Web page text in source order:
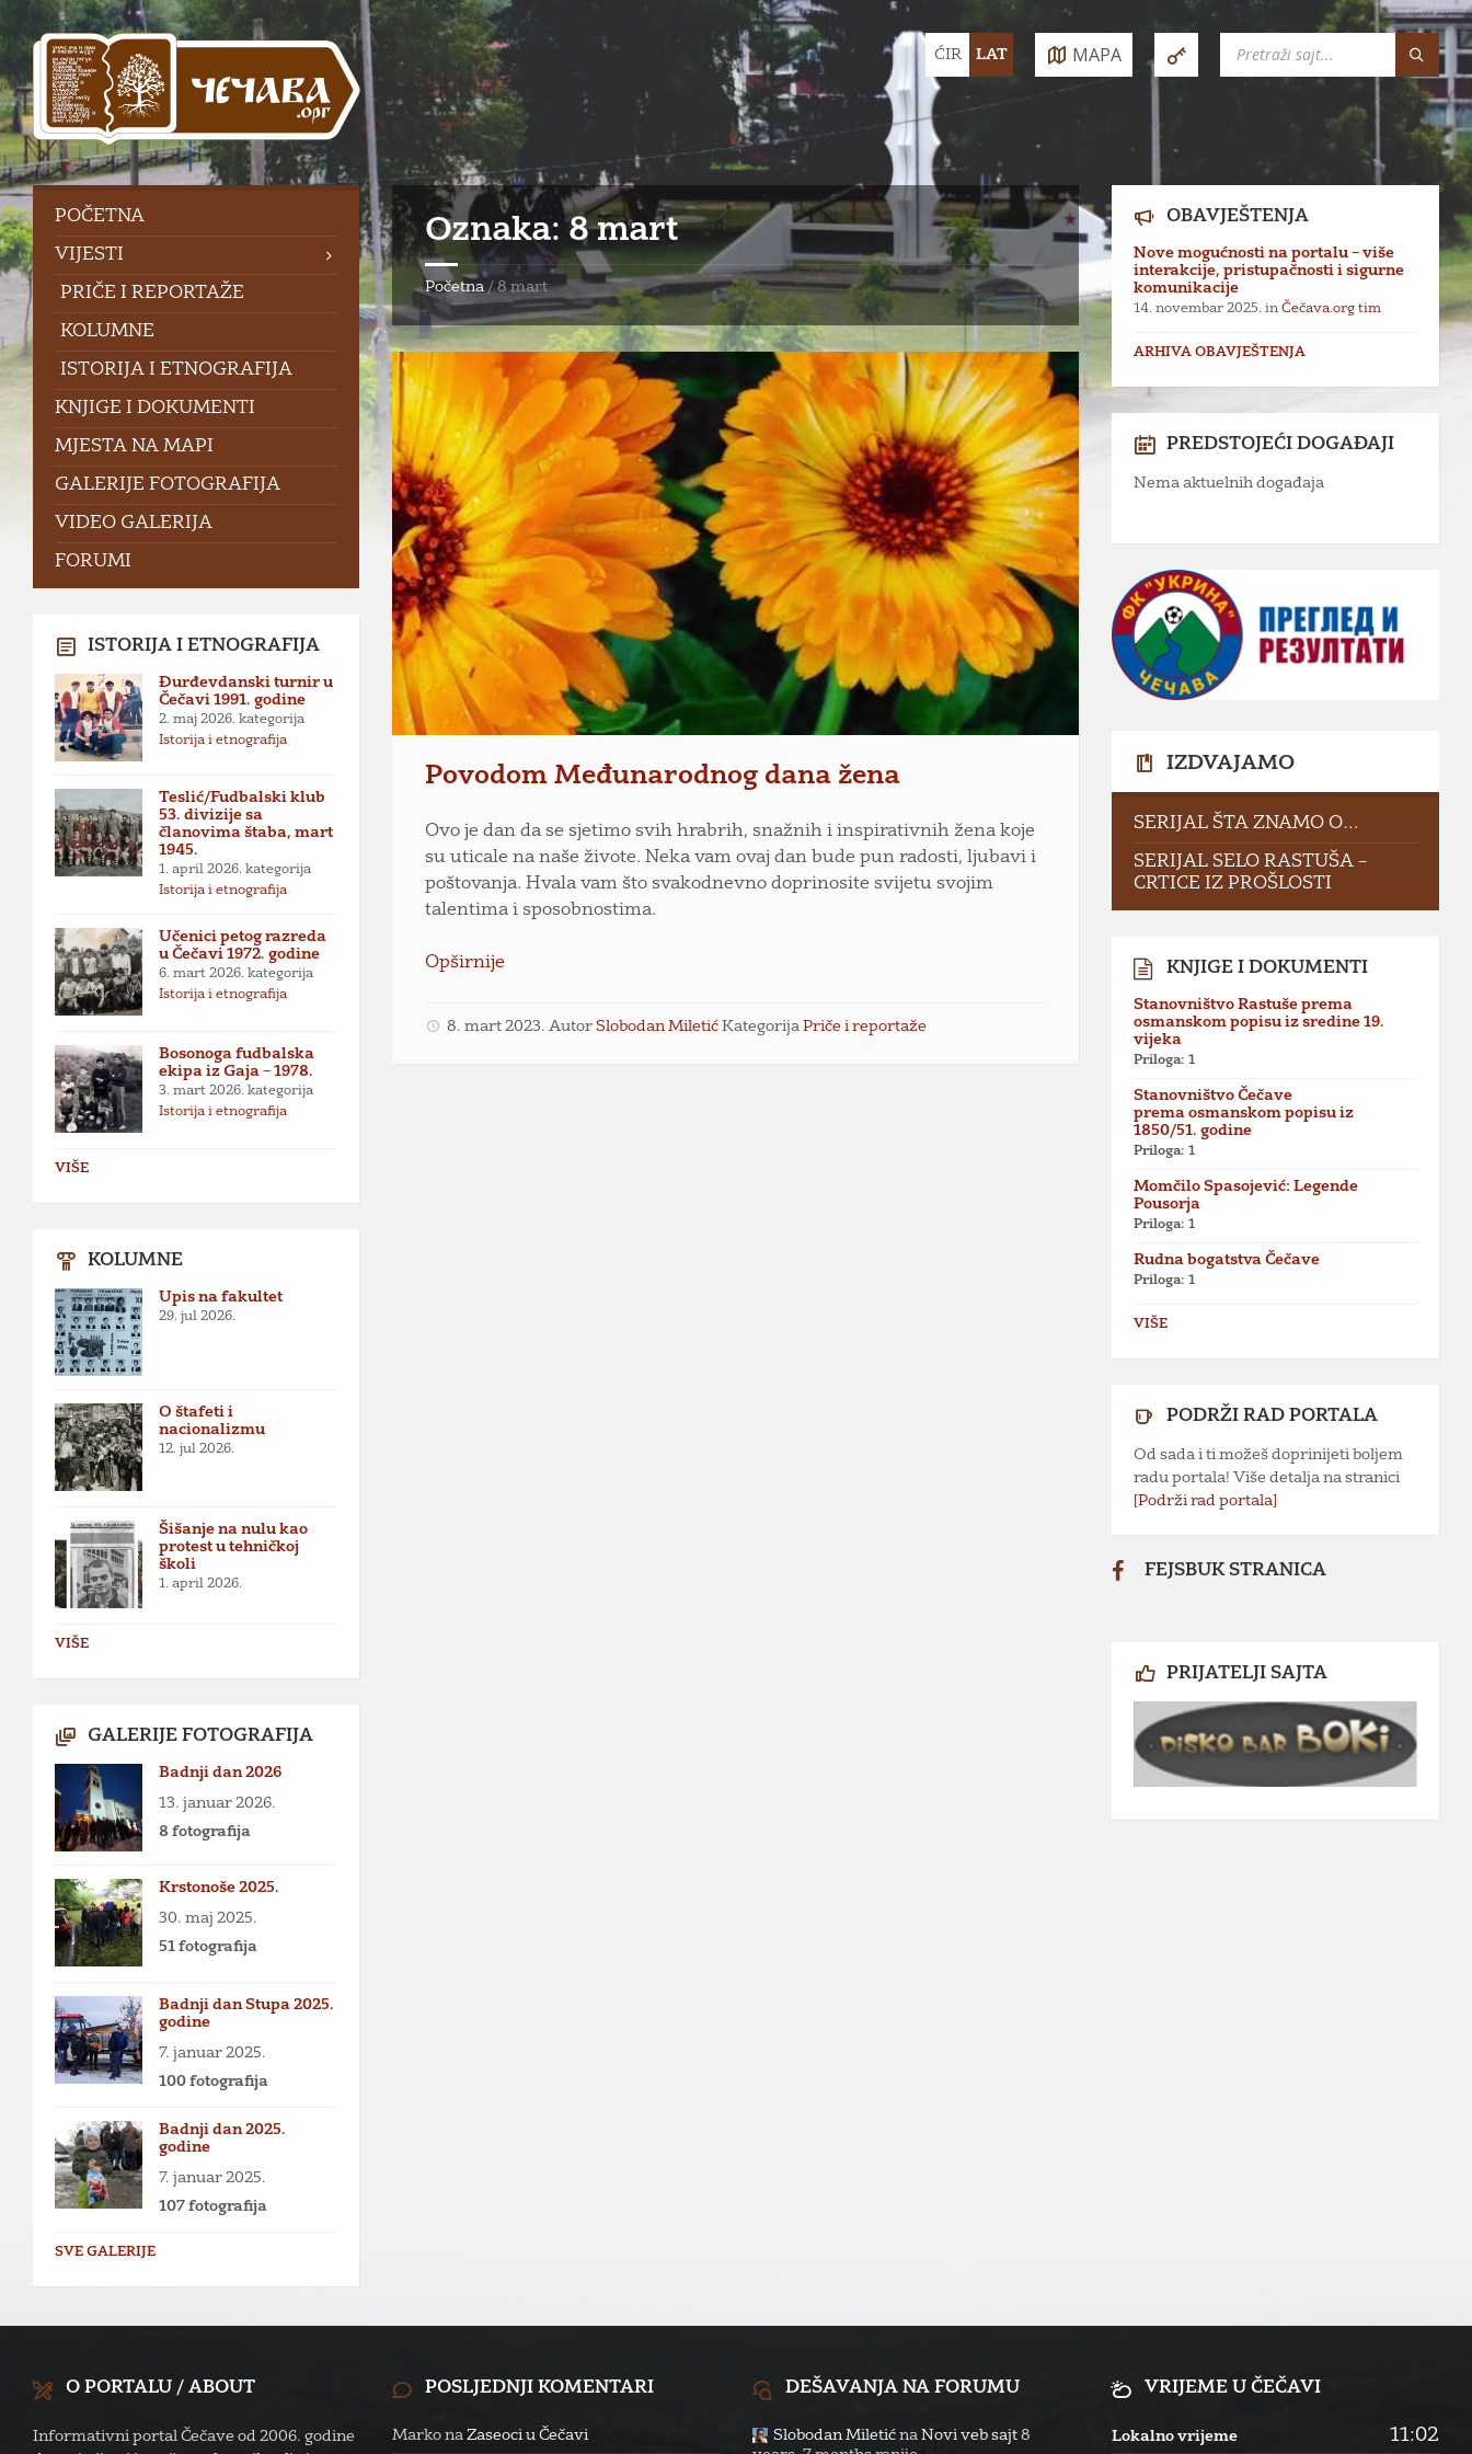
Skip
content
Skip
left
sidebar
Skip
right
sidebar
Skip
footer
Choose
language:
ĆIR LAT MAPA
Oznaka:8 mart
Početna /8 mart
Povodom Međunarodnog dana žena
Ovo je dan da se sjetimo svih hrabrih, snažnih i inspirativnih žena koje
su uticale na naše živote. Neka vam ovaj dan bude pun radosti, ljubavi i
poštovanja. Hvala vam što svakodnevno doprinosite svijetu svojim
talentima i sposobnostima.
Opširnije
8. mart 2023. AutorSlobodan Miletić KategorijaPriče i reportaže
POČETNA
VIJESTI
PRIČE I REPORTAŽE
KOLUMNE
ISTORIJA I ETNOGRAFIJA
KNJIGE I DOKUMENTI
MJESTA NA MAPI
GALERIJE FOTOGRAFIJA
VIDEO GALERIJA
FORUMI
ISTORIJA I ETNOGRAFIJA
Đurđevdanski turnir u
Čečavi 1991. godine
2. maj 2026. kategorija
Istorija i etnografija
Teslić/Fudbalski klub
53. divizije sa
članovima štaba, mart
1945.
1. april 2026. kategorija
Istorija i etnografija
Učenici petog razreda
u Čečavi 1972. godine
6. mart 2026. kategorija
Istorija i etnografija
Bosonoga fudbalska
ekipa iz Gaja – 1978.
3. mart 2026. kategorija
Istorija i etnografija
VIŠE
KOLUMNE
Upis na fakultet
29. jul 2026.
O štafeti i
nacionalizmu
12. jul 2026.
Šišanje na nulu kao
protest u tehničkoj
školi
1. april 2026.
VIŠE
GALERIJE FOTOGRAFIJA
Badnji dan 2026
13. januar 2026.
8 fotografija
Krstonoše 2025.
30. maj 2025.
51 fotografija
Badnji dan Stupa 2025.
godine
7. januar 2025.
100 fotografija
Badnji dan 2025.
godine
7. januar 2025.
107 fotografija
SVE GALERIJE
OBAVJEŠTENJA
Nove mogućnosti na portalu – više
interakcije, pristupačnosti i sigurne
komunikacije
14. novembar 2025.inČečava.org tim
ARHIVA OBAVJEŠTENJA
PREDSTOJEĆI DOGAĐAJI
Nema aktuelnih događaja
IZDVAJAMO
SERIJAL ŠTA ZNAMO O…
SERIJAL SELO RASTUŠA –
CRTICE IZ PROŠLOSTI
KNJIGE I DOKUMENTI
Stanovništvo Rastuše prema
osmanskom popisu iz sredine 19.
vijeka
Priloga: 1
Stanovništvo Čečave
prema osmanskom popisu iz
1850/51. godine
Priloga: 1
Momčilo Spasojević: Legende
Pousorja
Priloga: 1
Rudna bogatstva Čečave
Priloga: 1
VIŠE
PODRŽI RAD PORTALA
Od sada i ti možeš doprinijeti boljem
radu portala! Više detalja na stranici
[Podrži rad portala]
FEJSBUK STRANICA
PRIJATELJI SAJTA
O PORTALU / ABOUT
Informativni portal Čečave od 2006. godine
POSLJEDNJI KOMENTARI
Marko na Zaseoci u Čečavi
DEŠAVANJA NA FORUMU
Slobodan Miletićna Novi veb sajt 8
VRIJEME U ČEČAVI
Lokalno vrijeme 11:02